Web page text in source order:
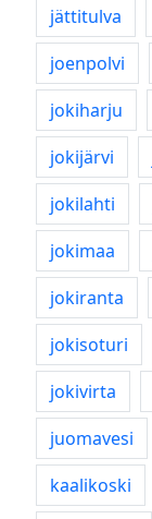
jättitulva
joenpolvi
jokiharju
jokijärvi
jokilahti
jokimaa
jokiranta
jokisoturi
jokivirta
juomavesi
kaalikoski